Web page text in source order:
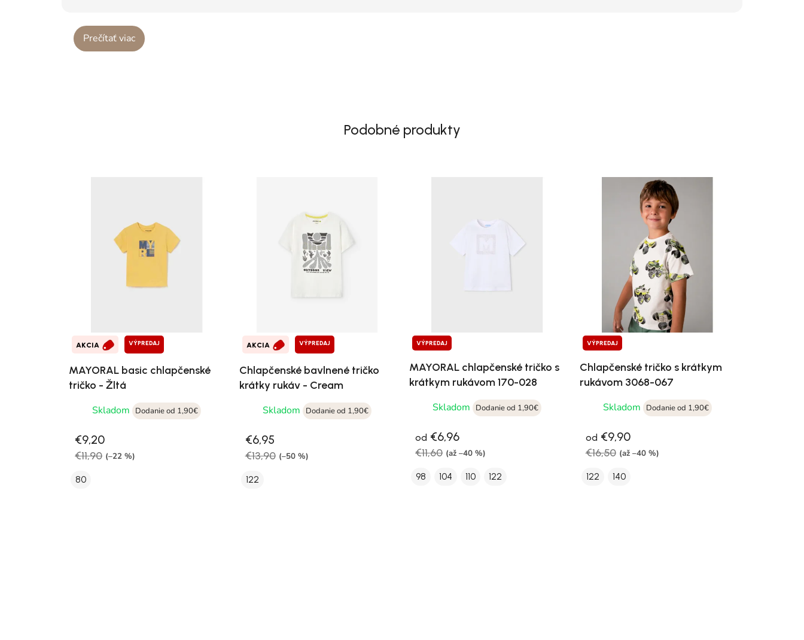
Prečítať viac
Podobné produkty
AKCIA VÝPREDAJ
MAYORAL basic chlapčenské
tričko - Žltá
Skladom Dodanie od 1,90€
€9,20
€11,90 (–22 %)
80
AKCIA VÝPREDAJ
Chlapčenské bavlnené tričko
krátky rukáv - Cream
Skladom
Dodanie od 1,90€
€6,95
€13,90 (–50 %)
122
VÝPREDAJ
MAYORAL chlapčenské tričko s
krátkym rukávom 170-028
Skladom Dodanie od 1,90€
od €6,96
€11,60 (až –40 %)
98 104 110 122
VÝPREDAJ
Chlapčenské tričko s krátkym
rukávom 3068-067
Skladom
Dodanie od 1,90€
od €9,90
€16,50 (až –40 %)
122 140